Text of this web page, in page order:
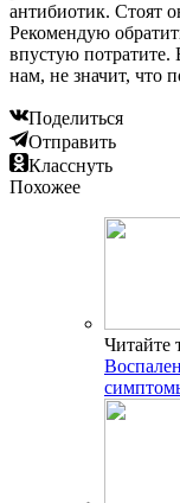
антибиотик. Стоят
Рекомендую
впустую потратите.
нам, не значит, что
Поделиться
Отправить
Класснуть
Похожее
Читайте